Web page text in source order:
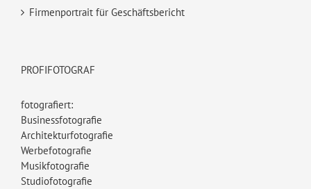
Firmenportrait für Geschäftsbericht
PROFIFOTOGRAF
fotografiert:
Businessfotografie
Architekturfotografie
Werbefotografie
Musikfotografie
Studiofotografie